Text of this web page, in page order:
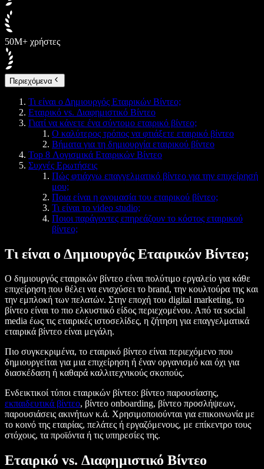
50M+ χρήστες
Περιεχόμενα
Τι είναι ο Δημιουργός Εταιρικών Βίντεο;
Εταιρικό vs. Διαφημιστικό Βίντεο
Γιατί να κάνετε ένα σύντομο εταιρικό βίντεο;
Ο καλύτερος τρόπος να φτιάξετε εταιρικό βίντεο
Βήματα για τη δημιουργία εταιρικού βίντεο
Top 8 Λογισμικά Εταιρικών Βίντεο
Συχνές Ερωτήσεις
Πώς φτιάχνω επαγγελματικό βίντεο για την επιχείρησή
μου;
Ποια είναι η ονομασία του εταιρικού βίντεο;
Τι είναι το video studio;
Ποιοι παράγοντες επηρεάζουν το κόστος εταιρικού
βίντεο;
Τι είναι ο Δημιουργός Εταιρικών Βίντεο;
Ο δημιουργός εταιρικών βίντεο είναι πολύτιμο εργαλείο για κάθε
επιχείρηση που θέλει να ενισχύσει το brand, την κουλτούρα της και
την εμπλοκή των πελατών. Στην εποχή του digital marketing, το
βίντεο είναι το πιο ελκυστικό είδος περιεχομένου. Από τα social
media έως τις εταιρικές ιστοσελίδες, η ζήτηση για επαγγελματικά
εταιρικά βίντεο είναι μεγάλη.
Πιο συγκεκριμένα, το εταιρικό βίντεο είναι περιεχόμενο που
δημιουργείται για μια επιχείρηση ή έναν οργανισμό και όχι για
διασκέδαση ή καθαρά καλλιτεχνικούς σκοπούς.
Ενδεικτικοί τύποι εταιρικών βίντεο: βίντεο παρουσίασης,
εκπαιδευτικά βίντεο, βίντεο onboarding, βίντεο προσλήψεων,
παρουσιάσεις ακινήτων κ.ά. Χρησιμοποιούνται για επικοινωνία με
το κοινό της εταιρίας, πελάτες ή εργαζόμενους, με επίκεντρο τους
στόχους, τα προϊόντα ή τις υπηρεσίες της.
Εταιρικό vs. Διαφημιστικό Βίντεο